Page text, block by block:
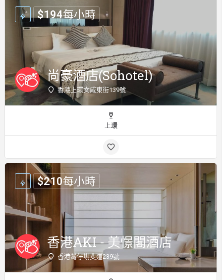
尚豪酒店(Sohotel)
香港上環文咸東街139號
$194每小時
上環
香港AKI - 美憬閣酒店
香港灣仔謝斐道239號
$210每小時